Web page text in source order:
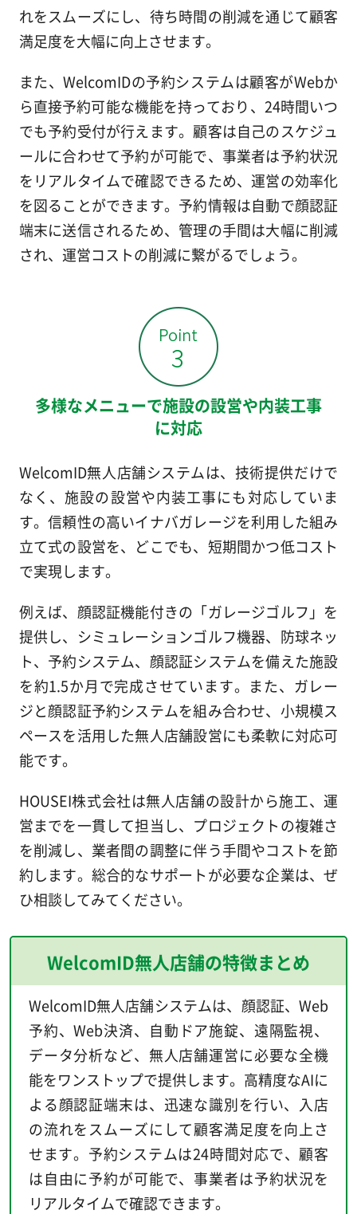
れをスムーズにし、待ち時間の削減を通じて顧客
満足度を大幅に向上させます。
また、WelcomIDの予約システムは顧客がWebか
ら直接予約可能な機能を持っており、24時間いつ
でも予約受付が行えます。顧客は自己のスケジュ
ールに合わせて予約が可能で、事業者は予約状況
をリアルタイムで確認できるため、運営の効率化
を図ることができます。予約情報は自動で顔認証
端末に送信されるため、管理の手間は大幅に削減
され、運営コストの削減に繋がるでしょう。
多様なメニューで施設の設営や内装工事
に対応
WelcomID無人店舗システムは、技術提供だけで
なく、施設の設営や内装工事にも対応していま
す。信頼性の高いイナバガレージを利用した組み
立て式の設営を、どこでも、短期間かつ低コスト
で実現します。
例えば、顔認証機能付きの「ガレージゴルフ」を
提供し、シミュレーションゴルフ機器、防球ネッ
ト、予約システム、顔認証システムを備えた施設
を約1.5か月で完成させています。また、ガレー
ジと顔認証予約システムを組み合わせ、小規模ス
ペースを活用した無人店舗設営にも柔軟に対応可
能です。
HOUSEI株式会社は無人店舗の設計から施工、運
営までを一貫して担当し、プロジェクトの複雑さ
を削減し、業者間の調整に伴う手間やコストを節
約します。総合的なサポートが必要な企業は、ぜ
ひ相談してみてください。
WelcomID無人店舗の特徴まとめ
WelcomID無人店舗システムは、顔認証、Web
予約、Web決済、自動ドア施錠、遠隔監視、
データ分析など、無人店舗運営に必要な全機
能をワンストップで提供します。高精度なAIに
よる顔認証端末は、迅速な識別を行い、入店
の流れをスムーズにして顧客満足度を向上さ
せます。予約システムは24時間対応で、顧客
は自由に予約が可能で、事業者は予約状況を
リアルタイムで確認できます。